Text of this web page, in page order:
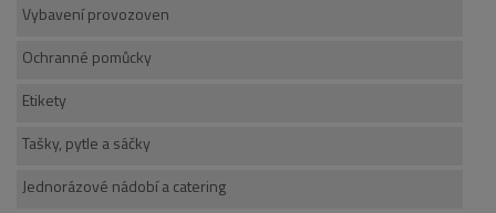
Vybavení provozoven
Ochranné pomůcky
Etikety
Tašky, pytle a sáčky
Jednorázové nádobí a catering